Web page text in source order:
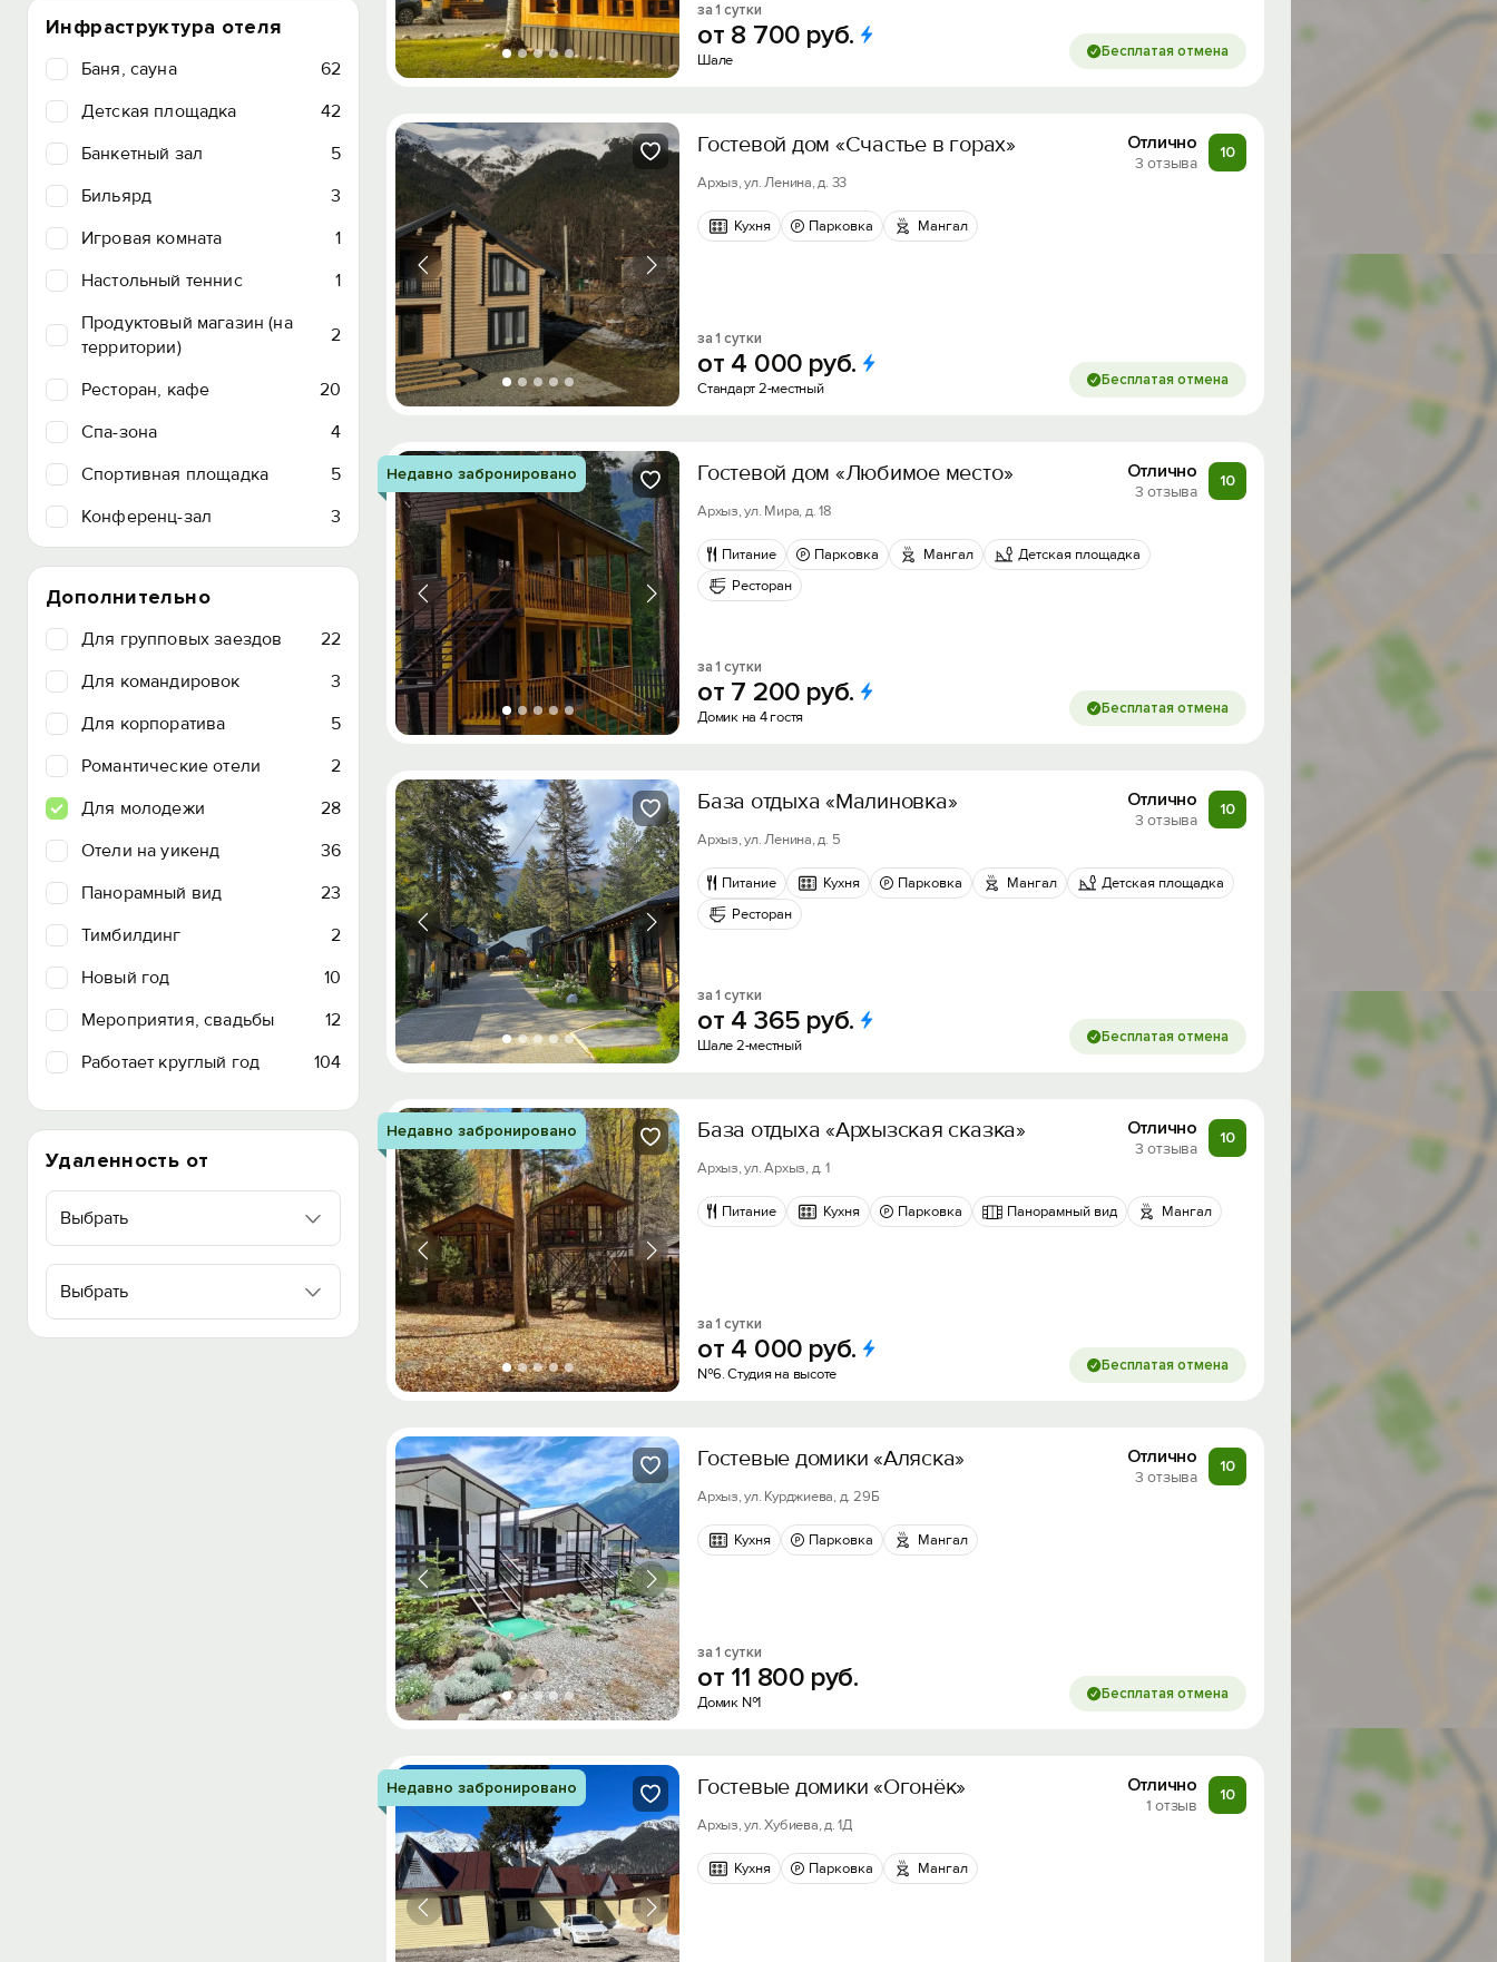
Инфраструктура отеля
Баня, сауна
62
Детская площадка
42
Банкетный зал
5
Бильярд
3
Игровая комната
1
Настольный теннис
1
Продуктовый магазин (на
территории)
2
Ресторан, кафе
20
Спа-зона
4
Спортивная площадка
5
Конференц-зал
3
Дополнительно
Для групповых заездов
22
Для командировок
3
Для корпоратива
5
Романтические отели
2
Для молодежи
28
Отели на уикенд
36
Панорамный вид
23
Тимбилдинг
2
Новый год
10
Мероприятия, свадьбы
12
Работает круглый год
104
Удаленность от
Выбрать
Выбрать
за 1 сутки
от 8 700 руб.
Шале Бесплатая отмена
Гостевой дом «Счастье в горах» Отлично
3 отзыва
10
Архыз, ул. Ленина, д. 33
Кухня Парковка Мангал
за 1 сутки
от 4 000 руб.
Стандарт 2-местный Бесплатая отмена
Недавно забронировано Гостевой дом «Любимое место» Отлично
3 отзыва
10
Архыз, ул. Мира, д. 18
Питание Парковка Мангал
Детская площадка
Ресторан
за 1 сутки
от 7 200 руб.
Домик на 4 гостя Бесплатая отмена
База отдыха «Малиновка» Отлично
3 отзыва
10
Архыз, ул. Ленина, д. 5
Питание Кухня Парковка Мангал
Детская площадка
Ресторан
за 1 сутки
от 4 365 руб.
Шале 2-местный Бесплатая отмена
Недавно забронировано База отдыха «Архызская сказка» Отлично
3 отзыва
10
Архыз, ул. Архыз, д. 1
Питание Кухня Парковка Панорамный вид Мангал
за 1 сутки
от 4 000 руб.
№6. Студия на высоте Бесплатая отмена
Гостевые домики «Аляска» Отлично
3 отзыва
10
Архыз, ул. Курджиева, д. 29Б
Кухня Парковка Мангал
за 1 сутки
от 11 800 руб.
Домик №1 Бесплатая отмена
Недавно забронировано Гостевые домики «Огонёк» Отлично
1 отзыв
10
Архыз, ул. Хубиева, д. 1Д
Кухня Парковка Мангал